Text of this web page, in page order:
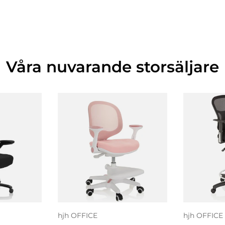
Våra nuvarande storsäljare
i
hjh OFFICE
Välj alternativ
hjh OFFICE